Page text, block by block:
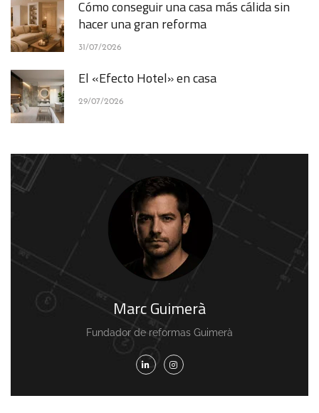
Cómo conseguir una casa más cálida sin
hacer una gran reforma
31/07/2026
El «Efecto Hotel» en casa
29/07/2026
Marc Guimerà
Fundador de reformas Guimerà